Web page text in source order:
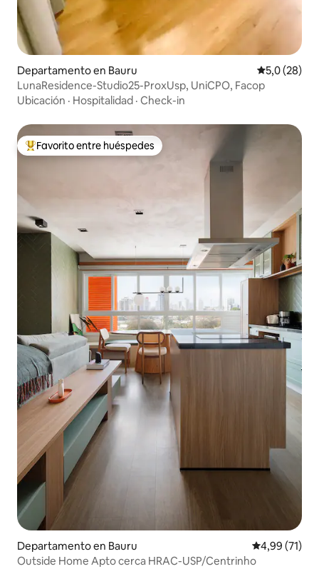
Departamento en Bauru Calificación
5,0 (28)
LunaResidence-Studio25-ProxUsp, UniCPO, Facop
Ubicación · Hospitalidad · Check-in
Favorito entre los huéspedes más destacados
Favorito entre huéspedes
Departamento en Bauru Calificación
4,99 (71)
Outside Home Apto cerca HRAC-USP/Centrinho